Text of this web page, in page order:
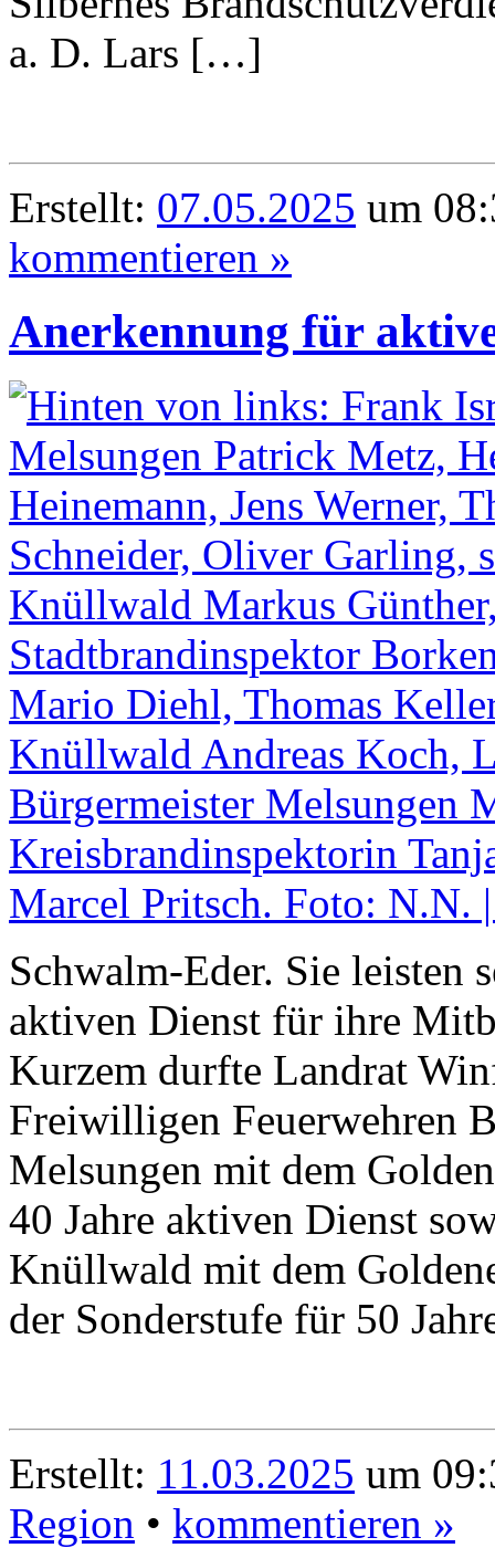
a. D. Lars […]
Erstellt: 07.05.2025 um
kommentieren »
Anerkennung für
Schwalm-Eder. Sie leisten
aktiven Dienst für ihre
Kurzem durfte Landrat
Freiwilligen Feuerwehren
Melsungen mit dem
40 Jahre aktiven Dienst
Knüllwald mit dem
der Sonderstufe für 50
Erstellt: 11.03.2025 um
Region • kommentieren »